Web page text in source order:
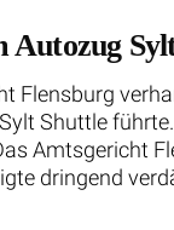
Flensburg
Shuttle
Amtsgericht
dringend